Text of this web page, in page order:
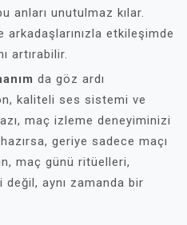
anları unutulmaz kılar.
etkileşimde
artırabilir.
da göz ardı
kaliteli ses sistemi ve
maç izleme deneyiminizi
geriye sadece maçı
maç günü ritüelleri,
aynı zamanda bir